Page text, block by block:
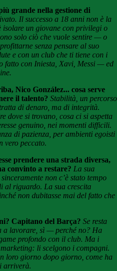
grande nella gestione di
Il successo a 18 anni non è la
isolare un giovane con privilegi o
solo ciò che vuole sentire — o
senza pensare al suo
e con un club che ti tiene con i
fatto con Iniesta, Xavi, Messi — ed
Nico González... cosa serve
il talento? Stabilità, un percorso
di denaro, ma di integrità.
dove si trovano, cosa ci si aspetta
genuino, nei momenti difficili.
di pazienza, per ambienti egoisti
vero peccato.
prendere una strada diversa,
convinto a restare? La sua
non c’è stato tempo
al riguardo. La sua crescita
non dubitasse mai del fatto che
Capitano del Barça? Se resta
a lavorare, sì — perché no? Ha
profondo con il club. Ma i
li scelgono i compagni.
loro giorno dopo giorno, come ha
arriverà.